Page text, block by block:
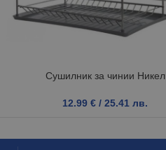
Сушилник за чинии Никел
12.99 € / 25.41 лв.